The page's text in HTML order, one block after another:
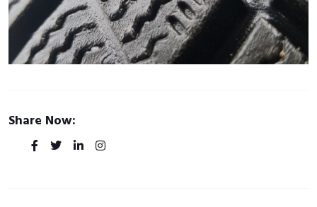
Share Now: